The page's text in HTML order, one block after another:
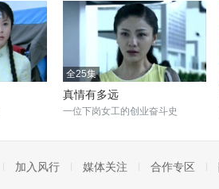
全25集
真情有多远
一位下岗女工的创业奋斗史
加入风行 媒体关注 合作专区